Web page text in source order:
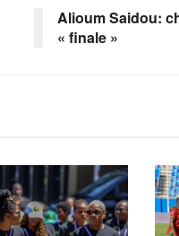
Alioum Saidou:
« finale »